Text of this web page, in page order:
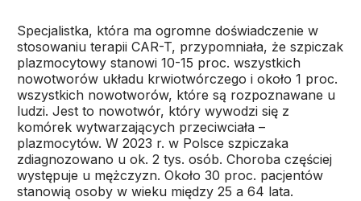
Specjalistka, która ma ogromne doświadczenie w
stosowaniu terapii CAR-T, przypomniała, że szpiczak
plazmocytowy stanowi 10-15 proc. wszystkich
nowotworów układu krwiotwórczego i około 1 proc.
wszystkich nowotworów, które są rozpoznawane u
ludzi. Jest to nowotwór, który wywodzi się z
komórek wytwarzających przeciwciała –
plazmocytów. W 2023 r. w Polsce szpiczaka
zdiagnozowano u ok. 2 tys. osób. Choroba częściej
występuje u mężczyzn. Około 30 proc. pacjentów
stanowią osoby w wieku między 25 a 64 lata.